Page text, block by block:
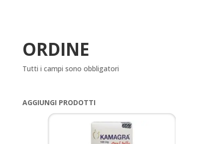
ORDINE
Tutti i campi sono obbligatori
AGGIUNGI PRODOTTI